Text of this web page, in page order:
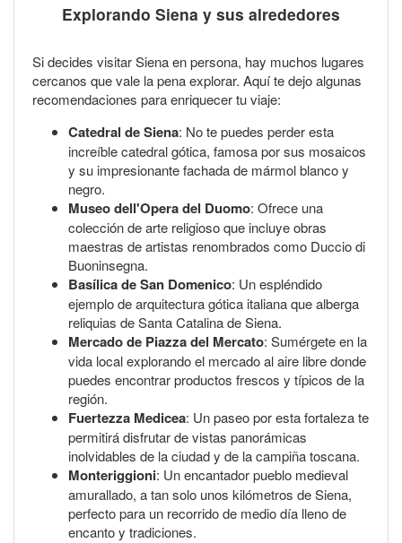
Explorando Siena y sus alrededores
Si decides visitar Siena en persona, hay muchos lugares
cercanos que vale la pena explorar. Aquí te dejo algunas
recomendaciones para enriquecer tu viaje:
Catedral de Siena: No te puedes perder esta
increíble catedral gótica, famosa por sus mosaicos
y su impresionante fachada de mármol blanco y
negro.
Museo dell'Opera del Duomo: Ofrece una
colección de arte religioso que incluye obras
maestras de artistas renombrados como Duccio di
Buoninsegna.
Basílica de San Domenico: Un espléndido
ejemplo de arquitectura gótica italiana que alberga
reliquias de Santa Catalina de Siena.
Mercado de Piazza del Mercato: Sumérgete en la
vida local explorando el mercado al aire libre donde
puedes encontrar productos frescos y típicos de la
región.
Fuertezza Medicea: Un paseo por esta fortaleza te
permitirá disfrutar de vistas panorámicas
inolvidables de la ciudad y de la campiña toscana.
Monteriggioni: Un encantador pueblo medieval
amurallado, a tan solo unos kilómetros de Siena,
perfecto para un recorrido de medio día lleno de
encanto y tradiciones.